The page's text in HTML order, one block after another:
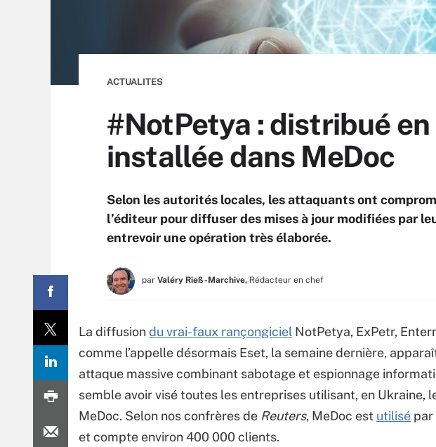
ACTUALITES
#NotPetya : distribué
installée dans MeDoc
Selon les autorités locales, les attaquants ont
l’éditeur pour diffuser des mises à jour modifiées par
entrevoir une opération très élaborée.
par Valéry Rieß-Marchive, Rédacteur en chef
La diffusiondu vrai-faux rançongiciel NotPetya, ExPetr,
comme l’appelle désormais Eset, la semaine dernière,
attaque massive combinant sabotage et espionnage
semble avoir visé toutes les entreprises utilisant, en Ukraine,
MeDoc. Selon nos confrères de Reuters, MeDoc est utilisé par
et compte environ 400 000 clients.